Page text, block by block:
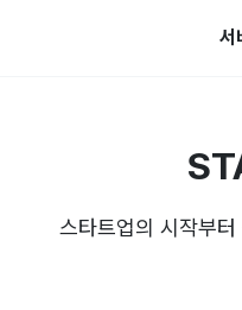
서
스타트업의 시작부